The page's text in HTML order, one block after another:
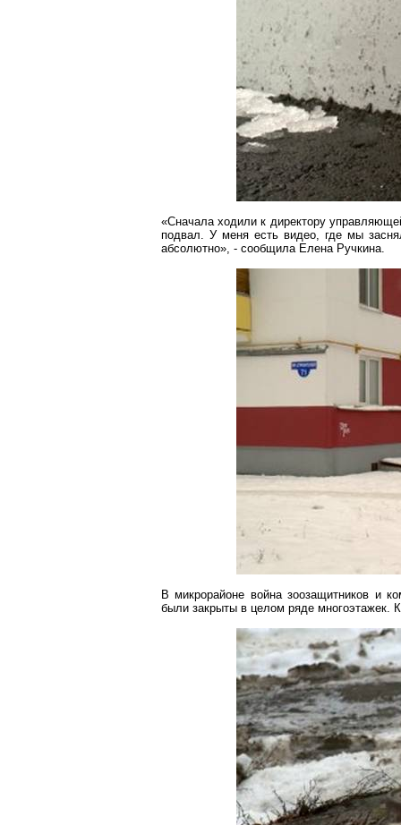
«Сначала ходили к директору
подвал. У меня есть видео, где мы
абсолютно», - сообщила Елена Ручкина.
В микрорайоне войназоозащитников и
были закрыты в целом ряде многоэтажек.